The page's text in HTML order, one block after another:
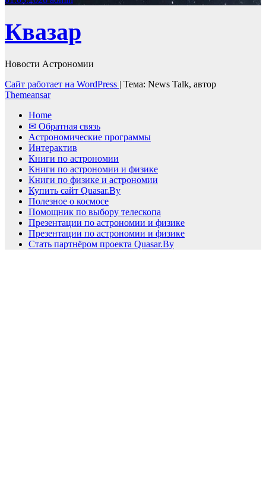
Квазар
Новости Астрономии
Сайт работает на WordPress | Тема: News Talk, автор
Themeansar
Home
✉ Обратная связь
Астрономические программы
Интерактив
Книги по астрономии
Книги по астрономии и физике
Книги по физике и астрономии
Купить сайт Quasar.By
Полезное о космосе
Помощник по выбору телескопа
Презентации по астрономии и физике
Презентации по астрономии и физике
Стать партнёром проекта Quasar.By